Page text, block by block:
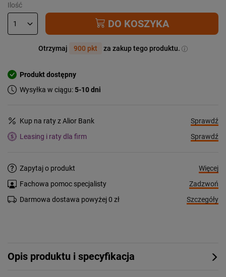
Ilość
DO KOSZYKA
Otrzymaj 900 pkt za zakup tego produktu.
Produkt dostępny
Wysyłka w ciągu:5-10 dni
Kup na raty z Alior Bank
Sprawdź
Leasing i raty dla firm
Sprawdź
Zapytaj o produkt
Więcej
Fachowa pomoc specjalisty
Zadzwoń
Darmowa dostawa powyżej 0 zł
Szczegóły
Opis produktu i specyfikacja